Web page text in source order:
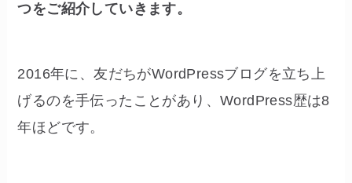
つをご紹介していきます。
2016年に、友だちがWordPressブログを立ち上
げるのを手伝ったことがあり、WordPress歴は8
年ほどです。